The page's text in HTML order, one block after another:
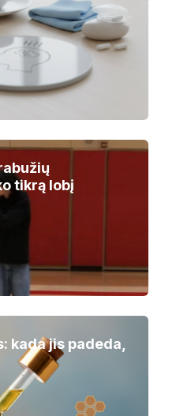
tikrą lobį
kada jis padeda,